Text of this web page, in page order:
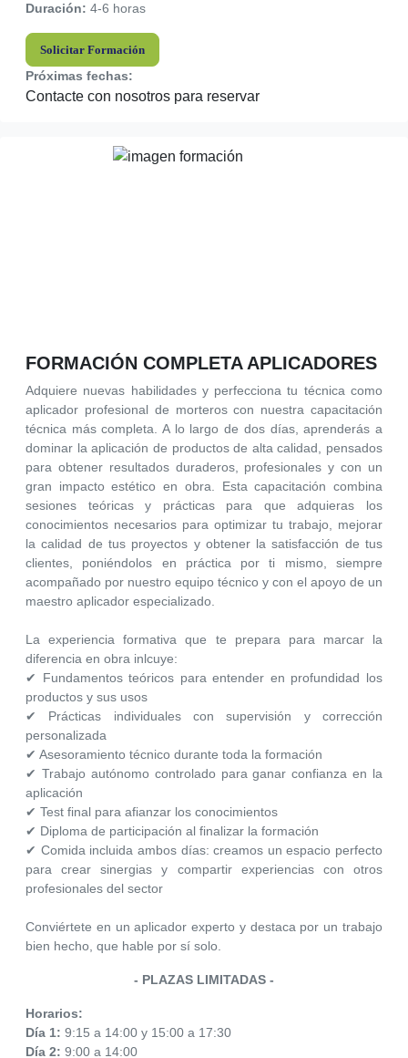
Duración: 4-6 horas
Solicitar Formación
Próximas fechas:
Contacte con nosotros para reservar
FORMACIÓN COMPLETA APLICADORES
Adquiere nuevas habilidades y perfecciona tu técnica como
aplicador profesional de morteros con nuestra capacitación
técnica más completa. A lo largo de dos días, aprenderás a
dominar la aplicación de productos de alta calidad, pensados
para obtener resultados duraderos, profesionales y con un
gran impacto estético en obra. Esta capacitación combina
sesiones teóricas y prácticas para que adquieras los
conocimientos necesarios para optimizar tu trabajo, mejorar
la calidad de tus proyectos y obtener la satisfacción de tus
clientes, poniéndolos en práctica por ti mismo, siempre
acompañado por nuestro equipo técnico y con el apoyo de un
maestro aplicador especializado.
La experiencia formativa que te prepara para marcar la
diferencia en obra inlcuye:
✔ Fundamentos teóricos para entender en profundidad los
productos y sus usos
✔ Prácticas individuales con supervisión y corrección
personalizada
✔ Asesoramiento técnico durante toda la formación
✔ Trabajo autónomo controlado para ganar confianza en la
aplicación
✔ Test final para afianzar los conocimientos
✔ Diploma de participación al finalizar la formación
✔ Comida incluida ambos días: creamos un espacio perfecto
para crear sinergias y compartir experiencias con otros
profesionales del sector
Conviértete en un aplicador experto y destaca por un trabajo
bien hecho, que hable por sí solo.
- PLAZAS LIMITADAS -
Horarios:
Día 1: 9:15 a 14:00 y 15:00 a 17:30
Día 2: 9:00 a 14:00